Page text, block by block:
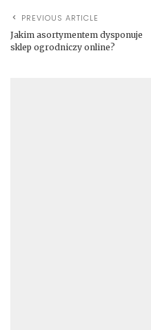
PREVIOUS ARTICLE
Jakim asortymentem dysponuje
sklep ogrodniczy online?